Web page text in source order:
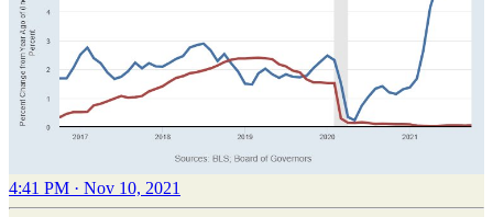
4:41 PM · Nov 10, 2021